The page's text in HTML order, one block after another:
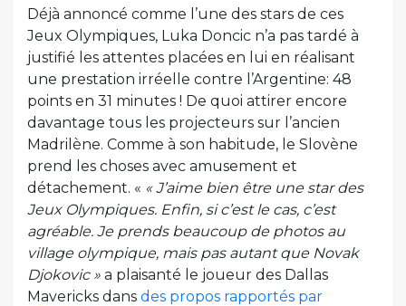
Déjà annoncé comme l’une des stars de ces
Jeux Olympiques, Luka Doncic n’a pas tardé à
justifié les attentes placées en lui en réalisant
une prestation irréelle contre l’Argentine: 48
points en 31 minutes ! De quoi attirer encore
davantage tous les projecteurs sur l’ancien
Madrilène. Comme à son habitude, le Slovène
prend les choses avec amusement et
détachement. « « J’aime bien être une star des
Jeux Olympiques. Enfin, si c’est le cas, c’est
agréable. Je prends beaucoup de photos au
village olympique, mais pas autant que Novak
Djokovic » a plaisanté le joueur des Dallas
Mavericks dans des propos rapportés par